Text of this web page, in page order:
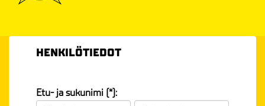
HENKILÖTIEDOT
Etu- ja sukunimi (*):